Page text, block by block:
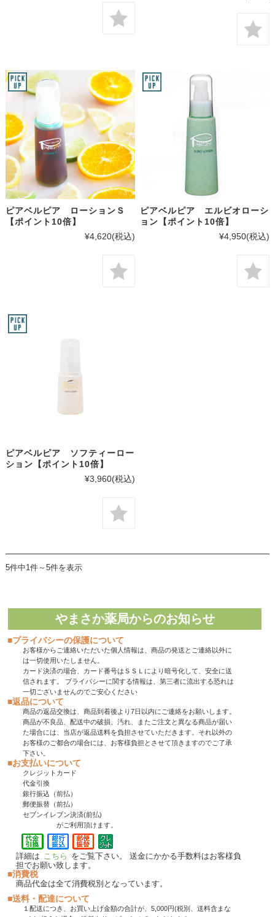
ピアベルピア ローションＳ
【ポイント10倍】
¥4,620(税込)
ピアベルピア エルビオローシ
ョン【ポイント10倍】
¥4,950(税込)
ピアベルピア ソフティーロー
ション【ポイント10倍】
¥3,960(税込)
5件中1件～5件を表示
やまさか薬局からのお知らせ
■プライバシーの保護について
お客様からご連絡いただいた個人情報は、商品の発送とご連絡以外に
は一切使用いたしません。
カード決済の場合、カード番号はＳＳＬにより暗号化して、安全に送
信されます。 プライバシーに関する情報は、第三者に流出する恐れは
一切ございませんのでご安心ください
■返品について
商品の返品交換は、商品到着後より7日以内にご連絡をお願いします。
商品が不良品、配送中の破損、汚れ、またご注文と異なる商品が届い
た場合には、当店が返品送料を負担させていただきます。それ以外の
お客様のご都合の場合には、お客様負担とさせて頂きますのでご了承
下さい。
■お支払いについて
クレジットカード
代金引換
銀行振込（前払）
郵便振替（前払）
セブンイレブン決済(前払)
がご利用頂けます。
詳細は こちら をご覧下さい。 送金にかかる手数料はお客様負
担でお願い致します。
■消費税
商品代金は全て消費税別となっています。
■送料・配達について
１配送につき、お買い上げ金額の合計が、5,000円(税別、送料含まな